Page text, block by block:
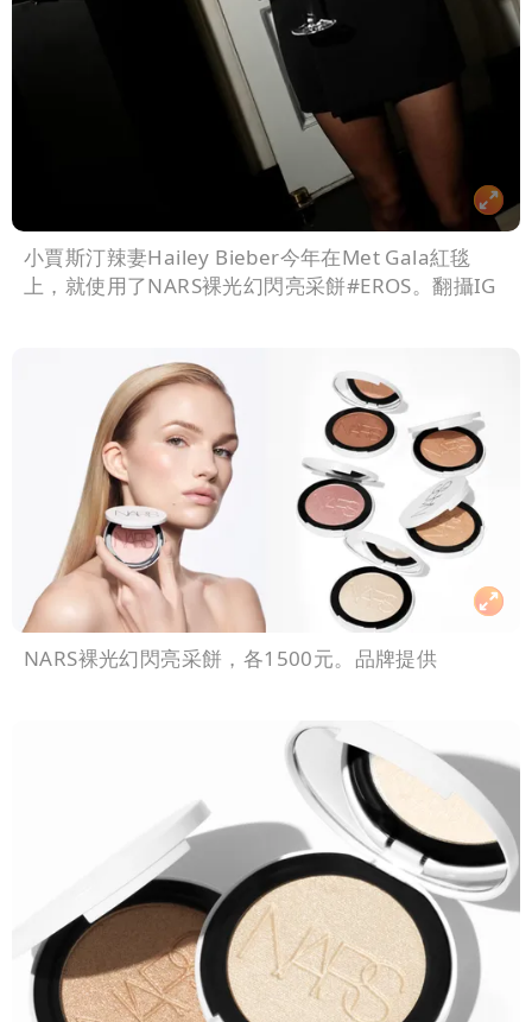
小賈斯汀辣妻Hailey Bieber今年在Met Gala紅毯
上，就使用了NARS裸光幻閃亮采餅#EROS。翻攝IG
NARS裸光幻閃亮采餅，各1500元。品牌提供